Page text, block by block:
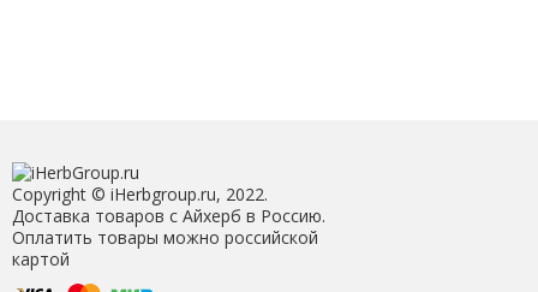
Copyright © iHerbgroup.ru, 2022.
Доставка товаров с Айхерб в Россию.
Оплатить товары можно российской
картой